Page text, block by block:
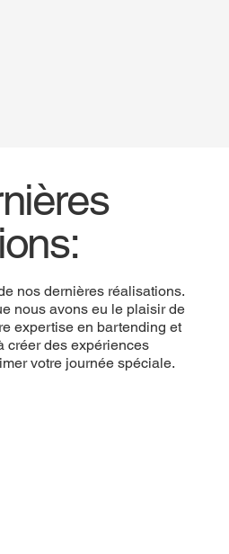
nos dernières réalisations.
nous avons eu le plaisir de
expertise en bartending et
créer des expériences
votre journée spéciale.